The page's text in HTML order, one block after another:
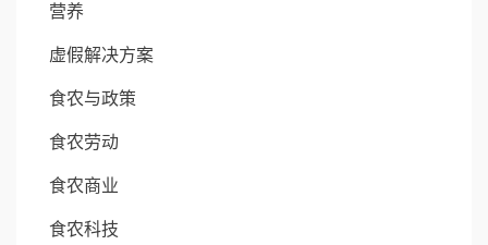
营养
虚假解决方案
食农与政策
食农劳动
食农商业
食农科技